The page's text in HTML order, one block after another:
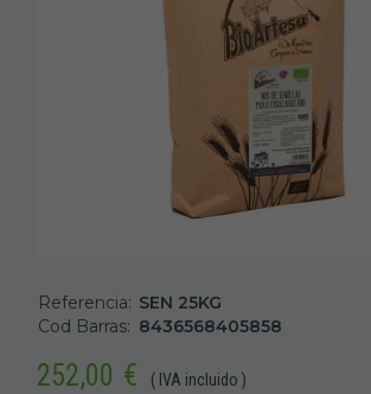
Referencia: SEN 25KG
Cod Barras: 8436568405858
252,00 € ( IVA incluido )